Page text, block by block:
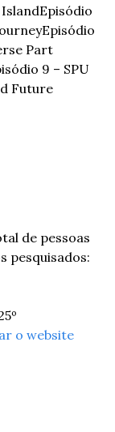
Episódio
Episódio
Part
9 – SPU
Future
de pessoas
pesquisados:
o website